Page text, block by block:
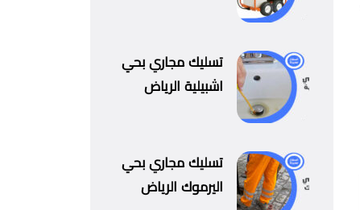
تسليك مجاري بحي
اشبيلية الرياض
تسليك مجاري بحي
اليرموك الرياض